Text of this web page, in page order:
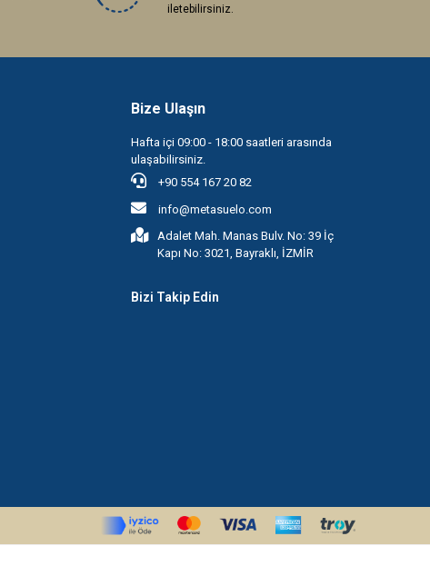
iletebilirsiniz.
Bize Ulaşın
Hafta içi 09:00 - 18:00 saatleri arasında
ulaşabilirsiniz.
+90 554 167 20 82
info@metasuelo.com
Adalet Mah. Manas Bulv. No: 39 İç
Kapı No: 3021, Bayraklı, İZMİR
Bizi Takip Edin